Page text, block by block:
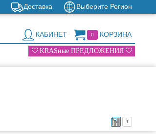
Выберите Регион
Доставка
0 КОРЗИНА
КАБИНЕТ
KRASные ПРЕДЛОЖЕНИЯ
1